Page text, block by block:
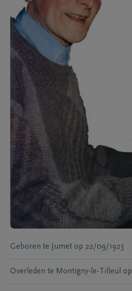
Geboren te Jumet op 22/09/1923
Overleden te Montigny-le-Tilleul op